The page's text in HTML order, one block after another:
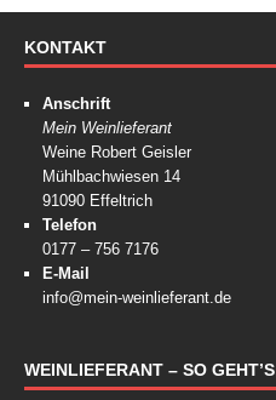
KONTAKT
Anschrift
Mein Weinlieferant
Weine Robert Geisler
Mühlbachwiesen 14
91090 Effeltrich
Telefon
0177 – 756 7176
E-Mail
info@mein-weinlieferant.de
WEINLIEFERANT – SO GEHT’S